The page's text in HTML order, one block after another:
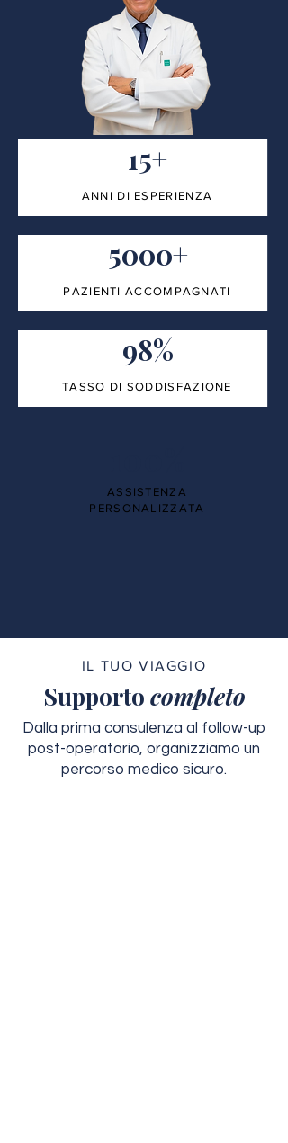
15+
ANNI DI ESPERIENZA
5000+
PAZIENTI ACCOMPAGNATI
98%
TASSO DI SODDISFAZIONE
ASSISTENZA
PERSONALIZZATA
IL TUO VIAGGIO
Supporto completo
Dalla prima consulenza al follow-up
post-operatorio, organizziamo un
percorso medico sicuro.